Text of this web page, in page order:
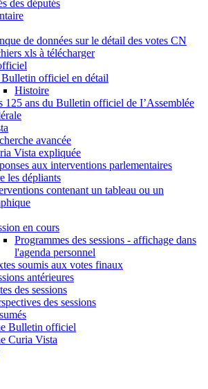
des députés
de données sur le détail des votes CN
xls à télécharger
officiel en détail
Histoire
125 ans du Bulletin officiel de I’Assemblée
avancée
Vista expliquée
aux interventions parlementaires
les dépliants
contenant un tableau ou un
en cours
Programmes des sessions - affichage dans
l'agenda personnel
soumis aux votes finaux
antérieures
des sessions
des sessions
Bulletin officiel
Curia Vista